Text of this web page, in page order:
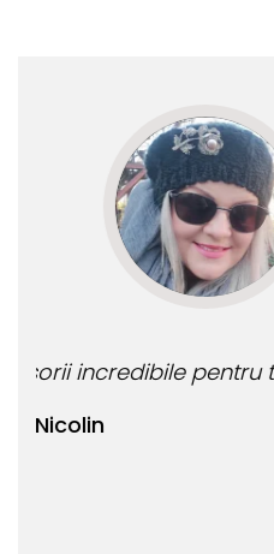
Bianca Manea-Mocan
Bijuteria perfecta